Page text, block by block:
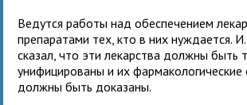
Ведутся работы над обеспечением
препаратами тех, кто в них нуждается.
сказал, что эти лекарства должны быть
унифицированы и их фармакологические
должны быть доказаны.